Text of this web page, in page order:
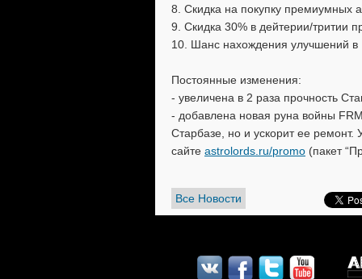
8. Скидка на покупку премиумных
9. Скидка 30% в дейтерии/тритии
10. Шанс нахождения улучшений в
Постоянные изменения:
- увеличена в 2 раза прочность
- добавлена новая руна войны
Старбазе, но и ускорит ее ремонт.
сайте astrolords.ru/promo (пакет
Все Новости